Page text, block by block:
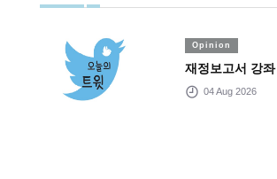
Opinion
재정보고서 강좌
04 Aug 2026